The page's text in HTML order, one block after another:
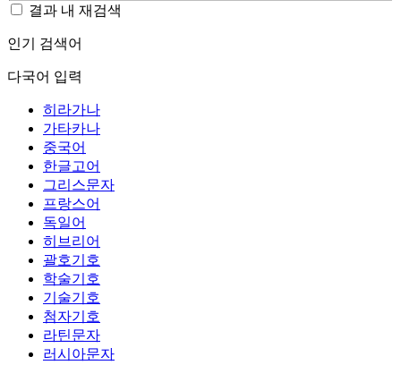
결과 내 재검색
인기 검색어
다국어 입력
히라가나
가타카나
중국어
한글고어
그리스문자
프랑스어
독일어
히브리어
괄호기호
학술기호
기술기호
첨자기호
라틴문자
러시아문자